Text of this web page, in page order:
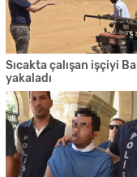
Sıcakta çalışan işçiyi
yakaladı